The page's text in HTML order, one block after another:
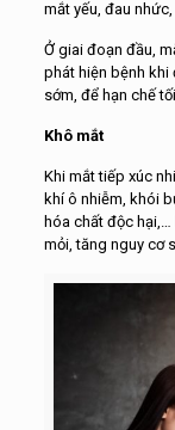
mắt yếu, đau
Ở giai đoạn đầu,
phát hiện bệnh khi
sớm, để hạn chế
Khô mắt
Khi mắt tiếp xúc
khí ô nhiễm, khói
hóa chất độc
mỏi, tăng nguy cơ